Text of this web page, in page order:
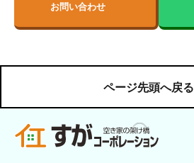
お問い合わせ
ページ先頭へ戻る